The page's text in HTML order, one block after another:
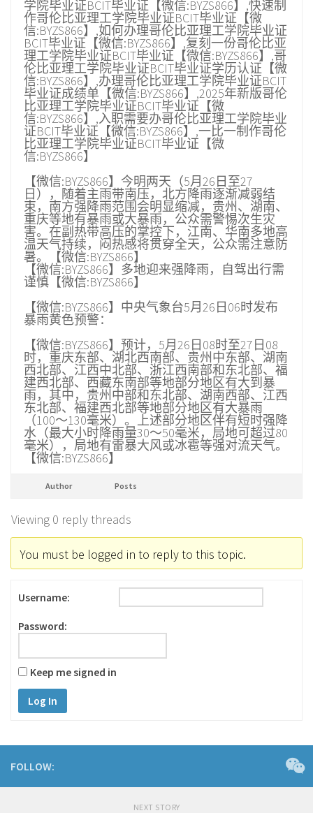
学院毕业证BCIT毕业证【微信:BYZS866】,快速制
作哥伦比亚理工学院毕业证BCIT毕业证【微
信:BYZS866】,如何办理哥伦比亚理工学院毕业证
BCIT毕业证【微信:BYZS866】,复刻一份哥伦比亚
理工学院毕业证BCIT毕业证【微信:BYZS866】,哥
伦比亚理工学院毕业证BCIT毕业证学历认证【微
信:BYZS866】,办理哥伦比亚理工学院毕业证BCIT
毕业证成绩单【微信:BYZS866】,2025年新版哥伦
比亚理工学院毕业证BCIT毕业证【微
信:BYZS866】,入职需要办哥伦比亚理工学院毕业
证BCIT毕业证【微信:BYZS866】,一比一制作哥伦
比亚理工学院毕业证BCIT毕业证【微
信:BYZS866】
【微信:BYZS866】今明两天（5月26日至27
日），随着主雨带南压，北方降雨逐渐减弱结
束，南方强降雨范围会明显缩减，贵州、湖南、
重庆等地有暴雨或大暴雨，公众需警惕次生灾
害。在副热带高压的掌控下，江南、华南多地高
温天气持续，闷热感将贯穿全天，公众需注意防
暑。【微信:BYZS866】
【微信:BYZS866】多地迎来强降雨，自驾出行需
谨慎【微信:BYZS866】
【微信:BYZS866】中央气象台5月26日06时发布
暴雨黄色预警：
【微信:BYZS866】预计，5月26日08时至27日08
时，重庆东部、湖北西南部、贵州中东部、湖南
西北部、江西中北部、浙江西南部和东北部、福
建西北部、西藏东南部等地部分地区有大到暴
雨，其中，贵州中部和东北部、湖南西部、江西
东北部、福建西北部等地部分地区有大暴雨
（100～130毫米）。上述部分地区伴有短时强降
水（最大小时降雨量30～50毫米，局地可超过80
毫米），局地有雷暴大风或冰雹等强对流天气。
【微信:BYZS866】
Author Posts
Viewing 0 reply threads
You must be logged in to reply to this topic.
Username:
Password:
Keep me signed in
Log In
FOLLOW:
NEXT STORY